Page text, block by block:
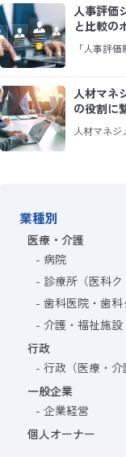
人事評価
と比較の
「人事評
人材マネ
の役割に
人材マネ
業種別
医療・介護
病院
診療所（医科ク
歯科医院・歯科
介護・福祉施設
行政
行政（医療・介
一般企業
企業経営
個人オーナー